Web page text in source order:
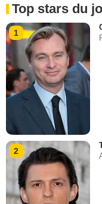
Top stars du
1
2